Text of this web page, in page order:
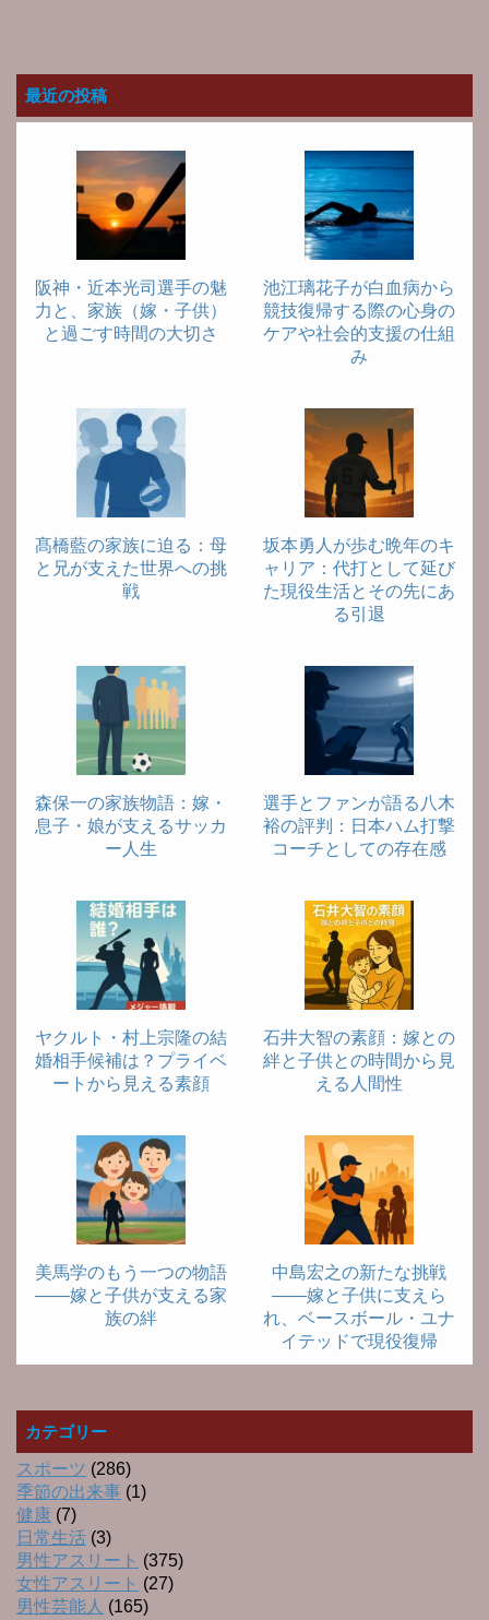
最近の投稿
阪神・近本光司選手の魅
力と、家族（嫁・子供）
と過ごす時間の大切さ
池江璃花子が白血病から
競技復帰する際の心身の
ケアや社会的支援の仕組
み
髙橋藍の家族に迫る：母
と兄が支えた世界への挑
戦
坂本勇人が歩む晩年のキ
ャリア：代打として延び
た現役生活とその先にあ
る引退
森保一の家族物語：嫁・
息子・娘が支えるサッカ
ー人生
選手とファンが語る八木
裕の評判：日本ハム打撃
コーチとしての存在感
ヤクルト・村上宗隆の結
婚相手候補は？プライベ
ートから見える素顔
石井大智の素顔：嫁との
絆と子供との時間から見
える人間性
美馬学のもう一つの物語
――嫁と子供が支える家
族の絆
中島宏之の新たな挑戦
――嫁と子供に支えら
れ、ベースボール・ユナ
イテッドで現役復帰
カテゴリー
スポーツ (286)
季節の出来事 (1)
健康 (7)
日常生活 (3)
男性アスリート (375)
女性アスリート (27)
男性芸能人 (165)